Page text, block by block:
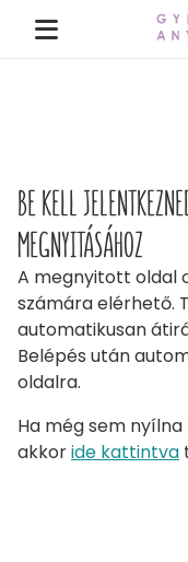
BE KELL
MEGNYITÁSÁHOZ
A megnyitott oldal
számára elérhető.
automatikusan
Belépés után
oldalra.
Ha még sem
akkoride kattintva